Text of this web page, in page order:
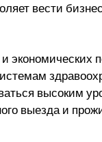
вести
экономических
высоким
выезда и